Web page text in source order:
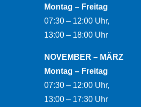
Montag – Freitag
07:30 – 12:00 Uhr,
13:00 – 18:00 Uhr
NOVEMBER – MÄRZ
Montag – Freitag
07:30 – 12:00 Uhr,
13:00 – 17:30 Uhr